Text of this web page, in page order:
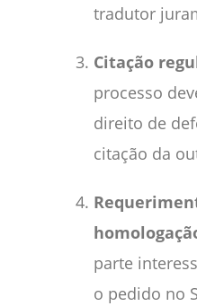
tradutor
Citação
processo
direito de
citação da
parte
o pedido no